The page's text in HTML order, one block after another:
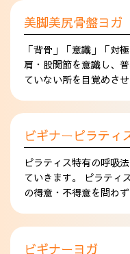
美脚美尻骨盤ヨガ
「背骨」「意識」「対
肩・股関節を意識し、
ていない所を目覚めさせ
ビギナーピラティ
ピラティス特有の呼吸
ていきます。 ピラティ
の得意・不得意を問わ
ビギナーヨガ